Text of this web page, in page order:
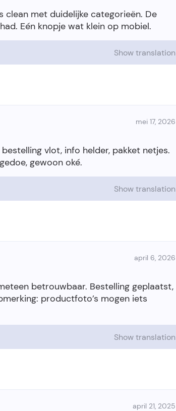
clean met duidelijke categorieën. De
Show translation
mei 17, 2026
vlot, info helder, pakket netjes.
Show translation
april 6, 2026
betrouwbaar. Bestelling geplaatst,
productfoto’s mogen iets
Show translation
april 21, 2025